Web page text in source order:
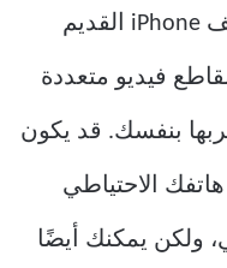
ومن الاستخدامات الأخرى لهاتف iPhone القديم
فيديو متعددة
بنفسك. قد يكون
الاحتياطي
ولكن يمكنك أيضًا